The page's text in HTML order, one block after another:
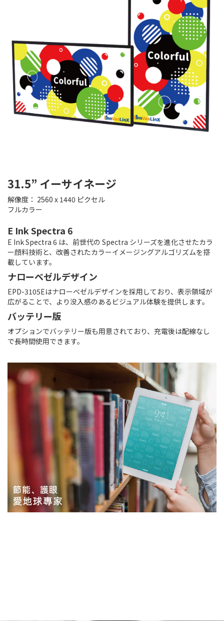
31.5” イーサイネージ
解像度： 2560 x 1440 ピクセル
フルカラー
E Ink Spectra 6
E Ink Spectra 6 は、前世代の Spectra シリーズを進化させたカラ
ー顔料技術と、改善されたカラーイメージングアルゴリズムを搭
載しています。
ナローベゼルデザイン
EPD-3105Eはナローベゼルデザインを採用しており、表示領域が
広がることで、より没入感のあるビジュアル体験を提供します。
バッテリー版
オプションでバッテリー版も用意されており、充電後は配線なし
で長時間使用できます。